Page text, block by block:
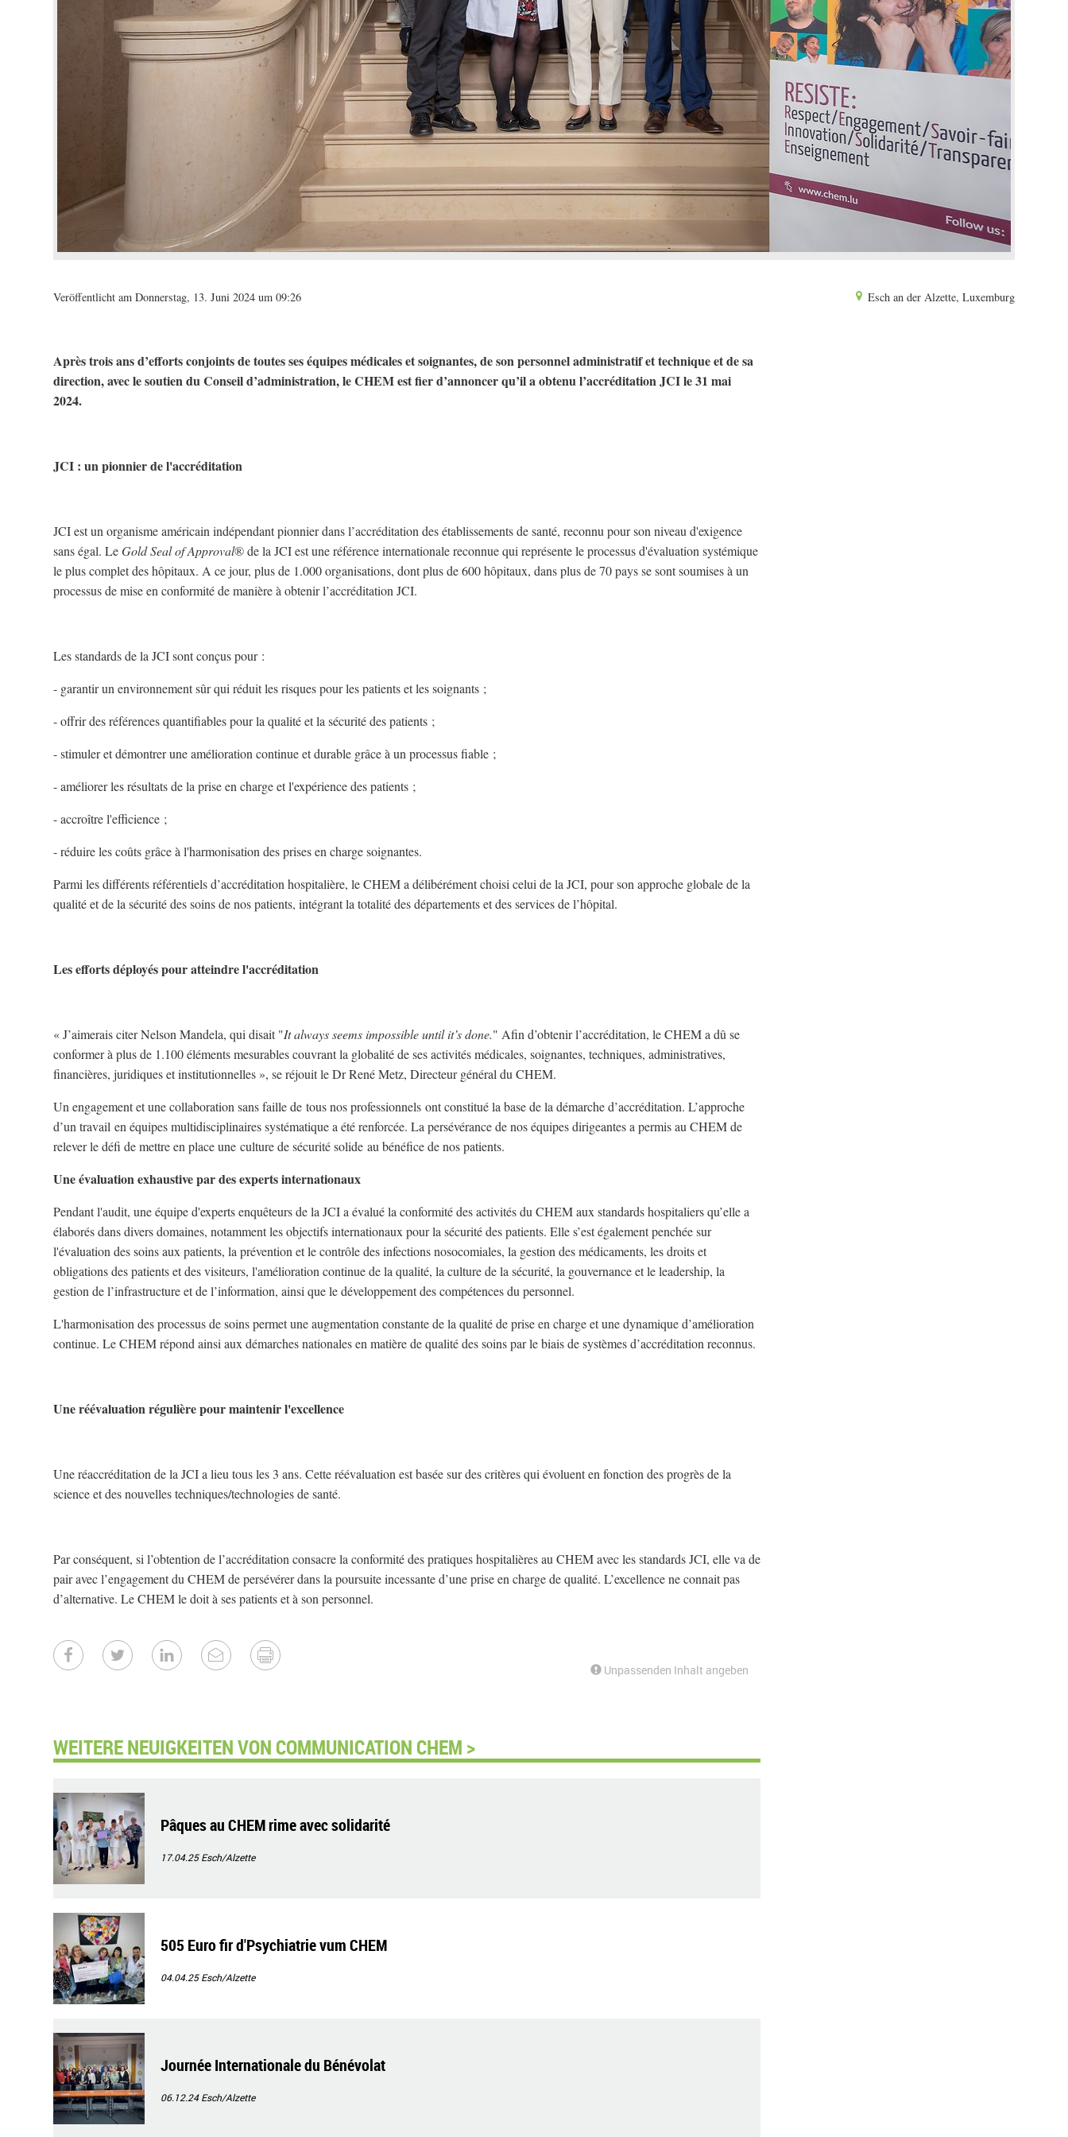
Veröffentlicht am Donnerstag, 13. Juni 2024 um 09:26 Esch an der Alzette, Luxemburg
Après trois ans d’efforts conjoints de toutes ses équipes médicales et soignantes, de son personnel administratif et technique et de sa
direction, avec le soutien du Conseil d’administration, le CHEM est fier d’annoncer qu’il a obtenu l’accréditation JCI le 31 mai
2024.
JCI : un pionnier de l'accréditation
JCI est un organisme américain indépendant pionnier dans l’accréditation des établissements de santé, reconnu pour son niveau d'exigence
sans égal. LeGold Seal of Approval® de la JCI est une référence internationale reconnue qui représente le processus d'évaluation systémique
le plus complet des hôpitaux. A ce jour, plus de 1.000 organisations, dont plus de 600 hôpitaux, dans plus de 70 pays se sont soumises à un
processus de mise en conformité de manière à obtenir l’accréditation JCI.
Les standards de la JCI sont conçus pour :
- garantir un environnement sûr qui réduit les risques pour les patients et les soignants ;
- offrir des références quantifiables pour la qualité et la sécurité des patients ;
- stimuler et démontrer une amélioration continue et durable grâce à un processus fiable ;
- améliorer les résultats de la prise en charge et l'expérience des patients ;
- accroître l'efficience ;
- réduire les coûts grâce à l'harmonisation des prises en charge soignantes.
Parmi les différents référentiels d’accréditation hospitalière, le CHEM a délibérément choisi celui de la JCI, pour son approche globale de la
qualité et de la sécurité des soins de nos patients, intégrant la totalité des départements et des services de l’hôpital.
Les efforts déployés pour atteindre l'accréditation
« J’aimerais citer Nelson Mandela, qui disait "It always seems impossible until it’s done." Afin d’obtenir l’accréditation, le CHEM a dû se
conformer à plus de 1.100 éléments mesurables couvrant la globalité de ses activités médicales, soignantes, techniques, administratives,
financières, juridiques et institutionnelles », se réjouit le Dr René Metz, Directeur général du CHEM.
Un engagement et une collaboration sans faille de tous nos professionnels ont constitué la base de la démarche d’accréditation. L’approche
d’un travail en équipes multidisciplinaires systématique a été renforcée. La persévérance de nos équipes dirigeantes a permis au CHEM de
relever le défi de mettre en place une culture de sécurité solide au bénéfice de nos patients.
Une évaluation exhaustive par des experts internationaux
Pendant l'audit, une équipe d'experts enquêteurs de la JCI a évalué la conformité des activités du CHEM aux standards hospitaliers qu’elle a
élaborés dans divers domaines, notamment les objectifs internationaux pour la sécurité des patients. Elle s’est également penchée sur
l'évaluation des soins aux patients, la prévention et le contrôle des infections nosocomiales, la gestion des médicaments, les droits et
obligations des patients et des visiteurs, l'amélioration continue de la qualité, la culture de la sécurité, la gouvernance et le leadership, la
gestion de l’infrastructure et de l’information, ainsi que le développement des compétences du personnel.
L'harmonisation des processus de soins permet une augmentation constante de la qualité de prise en charge et une dynamique d’amélioration
continue. Le CHEM répond ainsi aux démarches nationales en matière de qualité des soins par le biais de systèmes d’accréditation reconnus.
Une réévaluation régulière pour maintenir l'excellence
Une réaccréditation de la JCI a lieu tous les 3 ans. Cette réévaluation est basée sur des critères qui évoluent en fonction des progrès de la
science et des nouvelles techniques/technologies de santé.
Par conséquent, si l’obtention de l’accréditation consacre la conformité des pratiques hospitalières au CHEM avec les standards JCI, elle va de
pair avec l’engagement du CHEM de persévérer dans la poursuite incessante d’une prise en charge de qualité. L’excellence ne connait pas
d’alternative. Le CHEM le doit à ses patients et à son personnel.
Unpassenden Inhalt angeben
WEITERE NEUIGKEITEN VON COMMUNICATION CHEM >
Pâques au CHEM rime avec solidarité
17.04.25Esch/Alzette
505 Euro fir d'Psychiatrie vum CHEM
04.04.25Esch/Alzette
Journée Internationale du Bénévolat
06.12.24Esch/Alzette